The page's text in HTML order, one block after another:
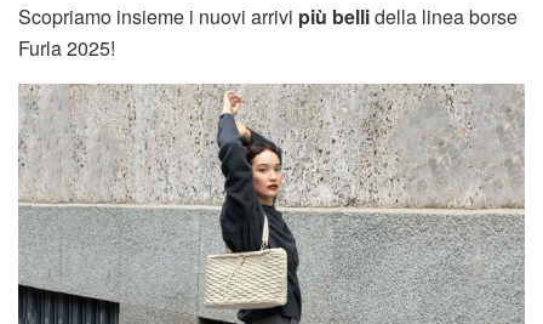
Scopriamo insieme i nuovi arrivi più bellidella linea borse
Furla 2025!